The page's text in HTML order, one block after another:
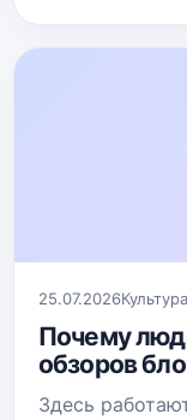
25.07.2026Культура
Почему
обзоров
Здесь